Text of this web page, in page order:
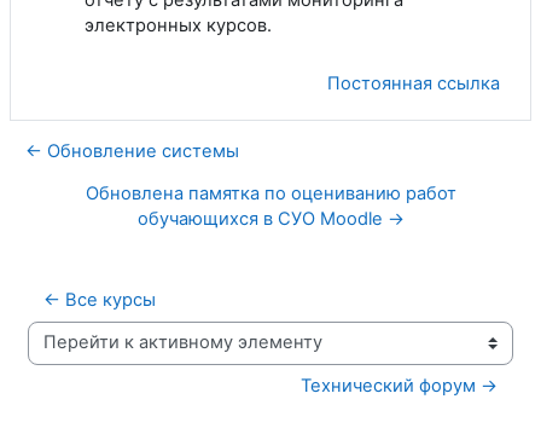
электронных курсов.
Постоянная ссылка
← Обновление системы
Обновлена памятка по оцениванию работ
обучающихся в СУО Moodle →
← Все курсы
Перейти к активному элементу
Технический форум →